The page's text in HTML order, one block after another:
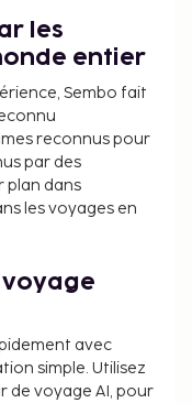
de 14
pas aux enfants
dont
: 15 EUR
et minuit
hors
enfants, doivent
une pièce
ou leur
les
entier
Sembo fait
reconnus pour
par des
plan dans
les voyages en
voyage
avec
simple. Utilisez
de voyage AI, pour